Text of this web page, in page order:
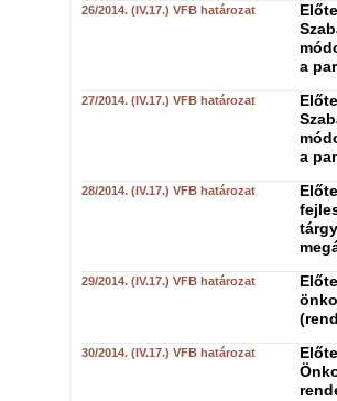
26/2014. (IV.17.) VFB határozat
a
27/2014. (IV.17.) VFB határozat
a
28/2014. (IV.17.) VFB határozat
29/2014. (IV.17.) VFB határozat
30/2014. (IV.17.) VFB határozat